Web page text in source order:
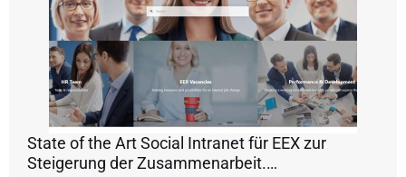
State of the Art Social Intranet für EEX zur
Steigerung der Zusammenarbeit.…